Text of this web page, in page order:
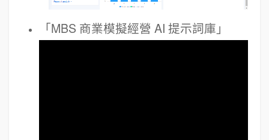
「MBS 商業模擬經營 AI 提示詞庫」